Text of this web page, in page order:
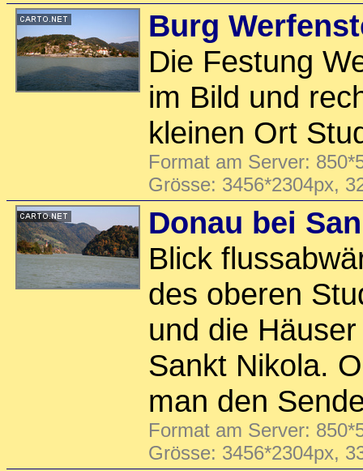
Burg
Die Festung
im Bild und
kleinen Ort
Format am Server:
Grösse: 3456*2304px,
Donau bei
Blick
des oberen
und die
Sankt Nikola.
man den
Format am Server:
Grösse: 3456*2304px,